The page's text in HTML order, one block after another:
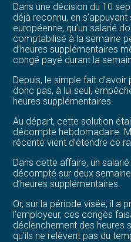
Dans une décision du 10
déjà reconnu, en s’appuyant
européenne, qu’un salarié
comptabilisé à la semaine
d’heures supplémentaires
congé payé durant la
Depuis, le simple fait
donc pas, à lui seul,
heures supplémentaires.
Au départ, cette solution
décompte hebdomadaire.
récente vient d’étendre ce
Dans cette affaire, un
décompté sur deux
d’heures supplémentaires.
Or, sur la période visée, il a
l’employeur, ces congés
déclenchement des heures
qu’ils ne relèvent pas du